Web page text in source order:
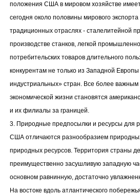
положения США в мировом хозяйстве
сегодня около половины мирового
традиционных отраслях - сталелитейной
производстве станков, легкой
потребительских товаров длительного
конкурентам не только из Западной
индустриальных» стран. Все более
экономической жизни становятся
и их филиалы за границей.
3. Природные предпосылки и ресурсы для
США отличаются разнообразием
природных ресурсов. Территория страны
преимущественно засушливую западную
основном равнинную, достаточно
На востоке вдоль атлантического